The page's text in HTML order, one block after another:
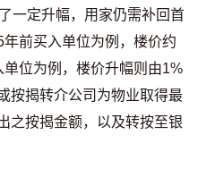
一定升幅，用家仍需补回首
前买入单位为例，楼价约
位为例，楼价升幅则由1%
按揭转介公司为物业取得最
之按揭金额，以及转按至银